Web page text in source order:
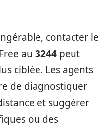
contacter le
au 3244 peut
ciblée. Les agents
de diagnostiquer
et suggérer
ou des